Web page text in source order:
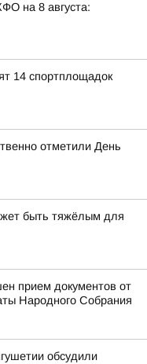
на 8 августа:
14 спортплощадок
отметили День
быть тяжёлым для
прием документов от
Народного Собрания
обсудили